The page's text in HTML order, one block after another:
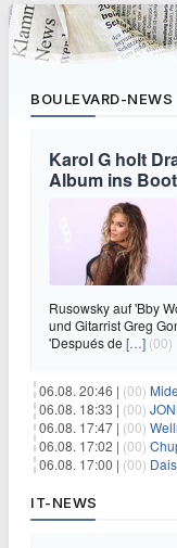
BOULEVARD-NEWS
Karol G holt
Album ins Boot
Rusowsky auf 'Bby
und Gitarrist Greg
'Después de […] (00)
06.08. 20:46 | (00)
06.08. 18:33 | (00)
06.08. 17:47 | (00)
06.08. 17:02 | (00)
06.08. 17:00 | (00)
IT-NEWS